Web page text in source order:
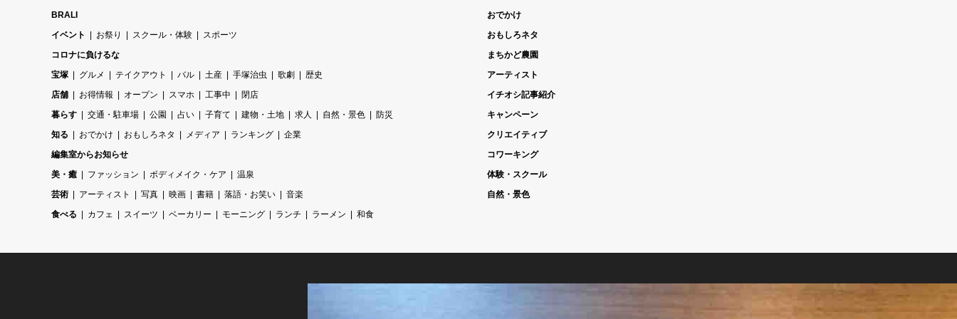
BRALI
イベント
お祭り スクール・体験
スポーツ
コロナに負けるな
宝塚
グルメ テイクアウト バル 土産 手塚治虫 歌劇
歴史
店舗
お得情報 オープン スマホ 工事中
閉店
暮らす
交通・駐車場 公園 占い 子育て 建物・土地 求人 自然・景色
防災
知る
おでかけ おもしろネタ メディア ランキング
企業
編集室からお知らせ
美・癒
ファッション ボディメイク・ケア
温泉
芸術
アーティスト 写真 映画 書籍 落語・お笑い
音楽
食べる
カフェ スイーツ ベーカリー モーニング ランチ ラーメン 和食
おでかけ
おもしろネタ
まちかど農園
アーティスト
イチオシ記事紹介
キャンペーン
クリエイティブ
コワーキング
体験・スクール
自然・景色